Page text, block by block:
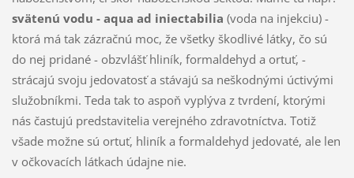
svätenú vodu - aqua ad iniectabilia (voda na injekciu) -
ktorá má tak zázračnú moc, že všetky škodlivé látky, čo sú
do nej pridané - obzvlášť hliník, formaldehyd a ortuť, -
strácajú svoju jedovatosť a stávajú sa neškodnými úctivými
služobníkmi. Teda tak to aspoň vyplýva z tvrdení, ktorými
nás častujú predstavitelia verejného zdravotníctva. Totiž
všade možne sú ortuť, hliník a formaldehyd jedovaté, ale len
v očkovacích látkach údajne nie.